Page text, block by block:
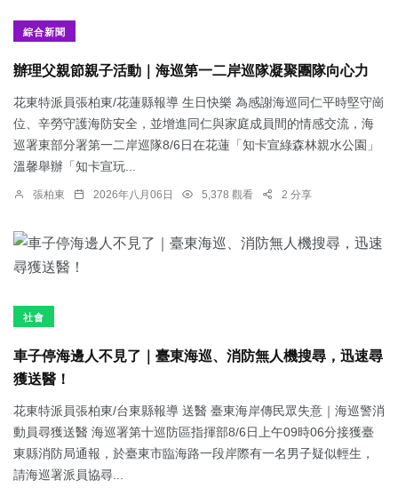
綜合新聞
辦理父親節親子活動｜海巡第一二岸巡隊凝聚團隊向心力
花東特派員張柏東/花蓮縣報導 生日快樂 為感謝海巡同仁平時堅守崗
位、辛勞守護海防安全，並增進同仁與家庭成員間的情感交流，海
巡署東部分署第一二岸巡隊8/6日在花蓮「知卡宣綠森林親水公園」
溫馨舉辦「知卡宣玩...
張柏東 2026年八月06日 5,378 觀看 2 分享
社會
車子停海邊人不見了｜臺東海巡、消防無人機搜尋，迅速尋
獲送醫！
花東特派員張柏東/台東縣報導 送醫 臺東海岸傳民眾失意｜海巡警消
動員尋獲送醫 海巡署第十巡防區指揮部8/6日上午09時06分接獲臺
東縣消防局通報，於臺東市臨海路一段岸際有一名男子疑似輕生，
請海巡署派員協尋...